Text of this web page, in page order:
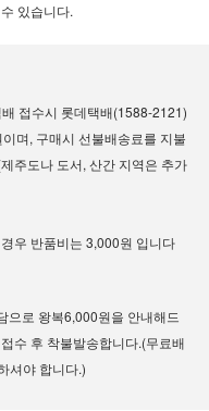
있습니다.
접수시 롯데택배(1588-2121)
며, 구매시 선불배송료를 지불
주도나 도서, 산간 지역은 추가
우 반품비는 3,000원 입니다
으로 왕복6,000원을 안내해드
수 후 착불발송합니다.(무료배
셔야 합니다.)